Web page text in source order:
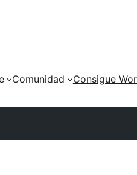
Comunidad
Consigue